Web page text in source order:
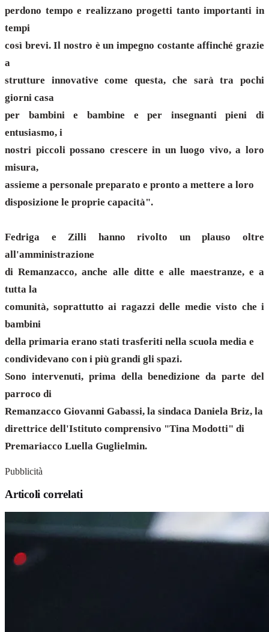
perdono tempo e realizzano progetti tanto importanti in
tempi
così brevi. Il nostro è un impegno costante affinché grazie
a
strutture innovative come questa, che sarà tra pochi
giorni casa
per bambini e bambine e per insegnanti pieni di
entusiasmo, i
nostri piccoli possano crescere in un luogo vivo, a loro
misura,
assieme a personale preparato e pronto a mettere a loro
disposizione le proprie capacità".
Fedriga e Zilli hanno rivolto un plauso oltre
all'amministrazione
di Remanzacco, anche alle ditte e alle maestranze, e a
tutta la
comunità, soprattutto ai ragazzi delle medie visto che i
bambini
della primaria erano stati trasferiti nella scuola media e
condividevano con i più grandi gli spazi.
Sono intervenuti, prima della benedizione da parte del
parroco di
Remanzacco Giovanni Gabassi, la sindaca Daniela Briz, la
direttrice dell'Istituto comprensivo "Tina Modotti" di
Premariacco Luella Guglielmin.
Pubblicità
Articoli correlati